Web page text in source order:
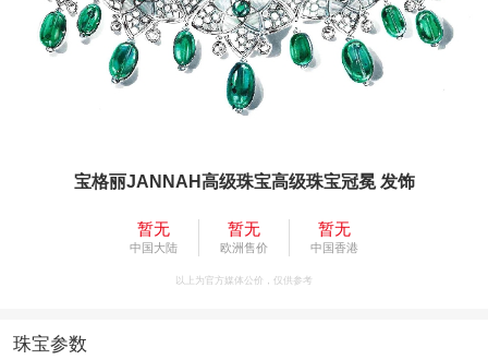
宝格丽JANNAH高级珠宝高级珠宝冠冕 发饰
暂无
中国大陆
暂无
欧洲售价
暂无
中国香港
以上为官方媒体公价，仅供参考
珠宝参数